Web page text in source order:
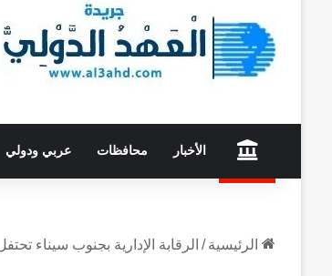
الأخبار محافظات عربي ودولي
الرئيسية / الرقابة الإدارية بجنوب سيناء